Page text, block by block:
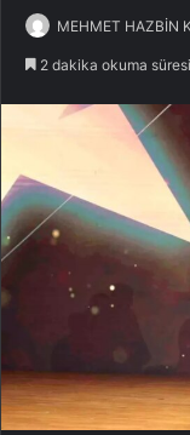
MEHMET HAZBİN
2 dakika okuma süresi